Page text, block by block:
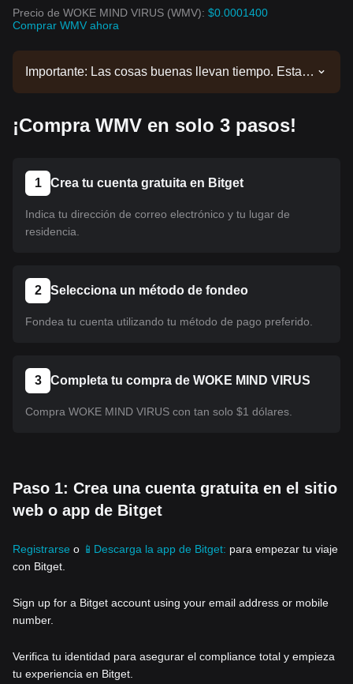
Precio de WOKE MIND VIRUS (WMV): $0.0001400
Comprar WMV ahora
Importante: Las cosas buenas llevan tiempo. Esta
sobre los listados. Una vez que esté disponible en
criptomonedas listadas en Bitget.
¡Compra WMV en solo 3 pasos!
1 Crea tu cuenta gratuita en Bitget
Indica tu dirección de correo electrónico y tu lugar de
residencia.
2 Selecciona un método de fondeo
Fondea tu cuenta utilizando tu método de pago preferido.
3 Completa tu compra de WOKE MIND VIRUS
Compra WOKE MIND VIRUS con tan solo $1 dólares.
Paso 1: Crea una cuenta gratuita en el sitio
web o app de Bitget
Registrarse o 📱Descarga la app de Bitget: para empezar tu viaje
con Bitget.
Sign up for a Bitget account using your email address or mobile
number.
Verifica tu identidad para asegurar el compliance total y empieza
tu experiencia en Bitget.